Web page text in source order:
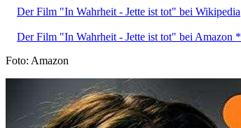
Der Film "In Wahrheit - Jette ist tot" bei Wikipedia
Der Film "In Wahrheit - Jette ist tot" bei Amazon *
Foto: Amazon